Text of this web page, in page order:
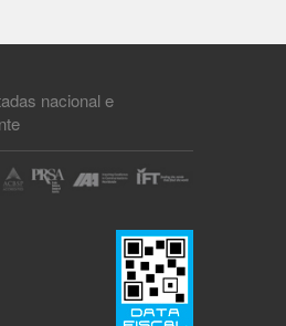
nacional e